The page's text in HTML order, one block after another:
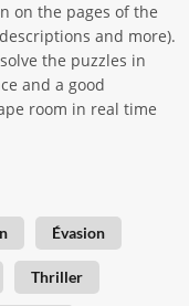
on the pages of the
and more).
the puzzles in
and a good
room in real time
Évasion
Thriller